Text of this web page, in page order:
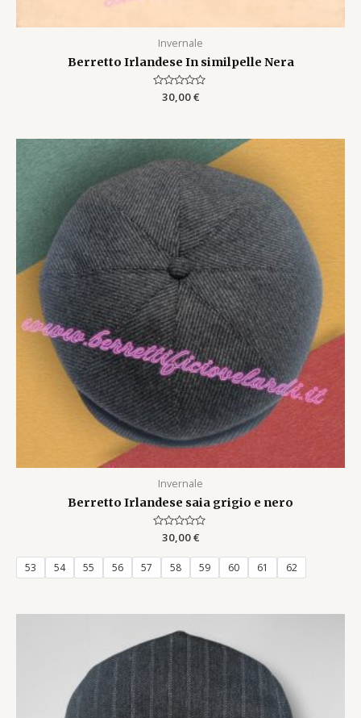
Invernale
Berretto Irlandese In similpelle Nera
Rated
30,00€
Invernale
Berretto Irlandese saia grigio e nero
Rated
out
30,00€
53 54 55 56 57 58 59 60 61 62